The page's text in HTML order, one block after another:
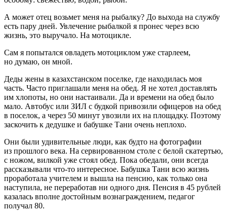
А может отец возьмет меня на рыбалку? До выхода на службу
есть пару дней. Увлечение рыбалкой я пронес через всю
жизнь, это выручало. На мотоцикле.
Сам я попытался овладеть мотоциклом уже старлеем,
но думаю, он мной.
Деды жены в казахстанском поселке, где находилась моя
часть. Часто приглашали меня на обед. Я не хотел доставлять
им хлопоты, но они настаивали. Да и времени на обед было
мало. Автобус или ЗИЛ с будкой привозили офицеров на обед
в поселок, а через 50 минут увозили их на площадку. Поэтому
заскочить к дедушке и бабушке Тани очень неплохо.
Они были удивительные люди, как будто на фотографии
из прошлого века. На сервированном столе с белой скатертью,
с ножом, вилкой уже стоял обед. Пока обедали, они всегда
рассказывали что-то интересное. Бабушка Тани всю жизнь
проработала учителем и вышла на пенсию, как только она
наступила, не переработав ни одного дня. Пенсия в 45 рублей
казалась вполне достойным вознаграждением, педагог
получал 80.